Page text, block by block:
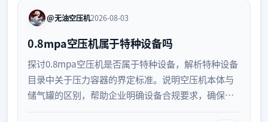
@无油空压机2026-08-03
0.8mpa空压机属于特种设备吗
探讨0.8mpa空压机是否属于特种设备，解析特种设备
目录中关于压力容器的界定标准。说明空压机本体与
储气罐的区别，帮助企业明确设备合规要求，确保生